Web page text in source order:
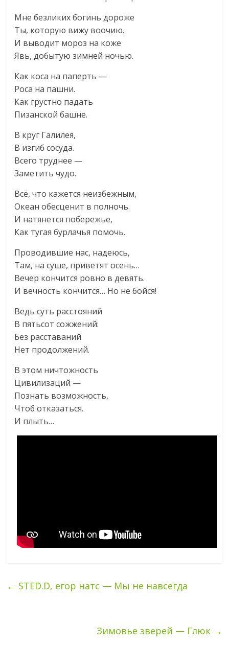
Мне безликих богинь дороже
Ты, которую вижу воочию.
И выводит мороз на коже
Явь, добытую зимней ночью.
Как коса на паперть —
Роса на пашни.
Как грустно падать
Пизанской башне.
В круг Галилея,
В изгиб сосуда.
Всего труднее —
Заметить чудо.
Всё, что кажется неизбежным,
Океан обесценит в полночь.
И натянется побережье,
Как тугая бурлачья помочь.
Проводившие нас, надеюсь,
Там, на суше, приветят осень…
Вечер кончится ровно в девять.
И вечность кончится… Но не бойся!
Ведь суть расстояний
В пятьсот сожжений:
Без расставаний
Нет продолжений.
В этом ничтожность
Цивилизаций —
Познать возможность,
Чтоб отказаться.
И плыть…
← STED.D, егор натс — Мы не навсегда
Зимовье зверей — Глюк →